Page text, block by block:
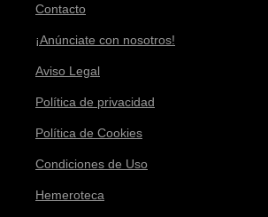
Contacto
¡Anúnciate con nosotros!
Aviso Legal
Política de privacidad
Política de Cookies
Condiciones de Uso
Hemeroteca